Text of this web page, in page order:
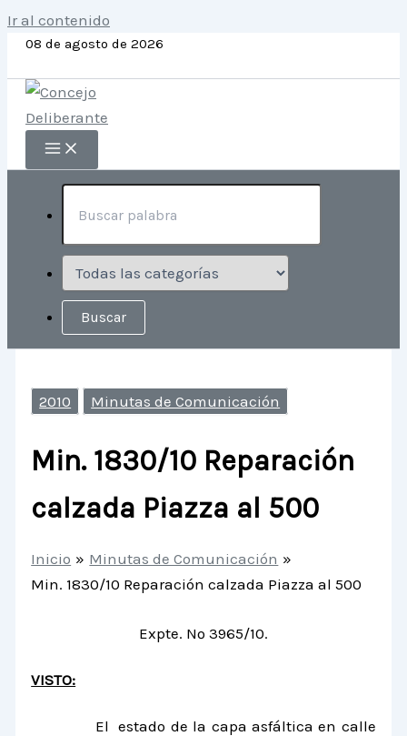
Ir al contenido
08 de agosto de 2026
2010 Minutas de Comunicación
Min. 1830/10 Reparación
calzada Piazza al 500
Inicio
Minutas de Comunicación
Min. 1830/10 Reparación calzada Piazza al 500
Expte. Nº 3965/10.
VISTO:
El estado de la capa asfáltica en calle